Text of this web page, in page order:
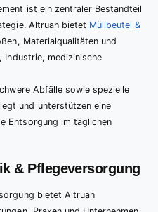
ist ein zentraler Bestandteil
Altruan bietet Müllbeutel &
Materialqualitäten und
Industrie, medizinische
Abfälle sowie spezielle
und unterstützen eine
Entsorgung im täglichen
& Pflegeversorgung
bietet Altruan